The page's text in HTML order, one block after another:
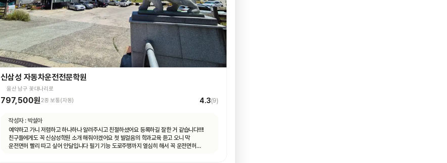
신삼성 자동차운전전문학원
울산 남구 꽃대나리로
797,500원2종 보통(자동) 4.3(9)
작성자 : 박설아
예약하고 가니 저렴하고 하나하나 알려주시고 친절하셨어요 등록하길 잘한 거 같습니다!!!!
친구들에게도 꼭 신삼성학원 소개 해줘야겠어요 첫 발걸음의 학과교육 듣고 오니 막
운전면허 빨리 따고 싶어 안달입니다 필기 기능 도로주행까지 열심히 해서 꼭 운전면허